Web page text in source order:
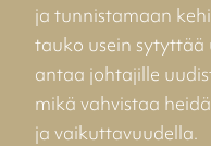
ja tunnistamaan
tauko usein sytyttää
antaa johtajille
mikä vahvistaa
ja vaikuttavuudella.